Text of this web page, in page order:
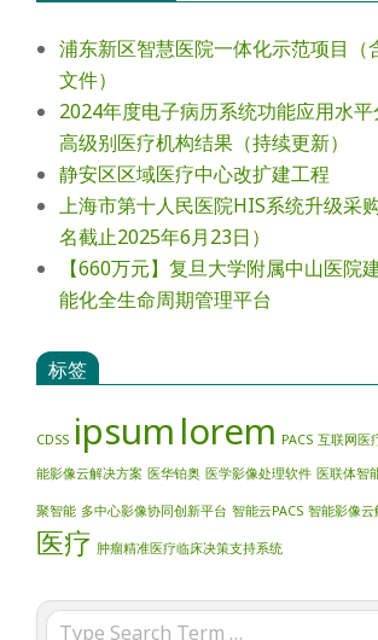
浦东新区智慧医院一体化示范项目（
文件）
2024年度电⼦病历系统功能应⽤⽔
⾼级别医疗机构结果（持续更新）
静安区区域医疗中心改扩建工程
上海市第十人民医院HIS系统升级采
名截止2025年6月23日）
【660万元】复旦大学附属中山医院
能化全生命周期管理平台
标签
CDSS ipsum lorem PACS 互联网医
能影像云解决方案 医华铂奥 医学影像处理软件 医联体智
聚智能 多中心影像协同创新平台 智能云PACS 智能影像云
医疗 肿瘤精准医疗临床决策支持系统
Search